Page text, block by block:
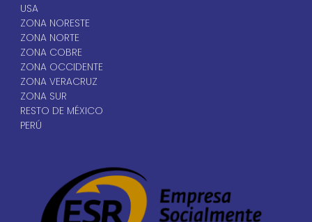
USA
ZONA NORESTE
ZONA NORTE
ZONA COBRE
ZONA OCCIDENTE
ZONA VERACRUZ
ZONA SUR
RESTO DE MÉXICO
PERÚ